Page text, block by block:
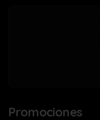
Promociones